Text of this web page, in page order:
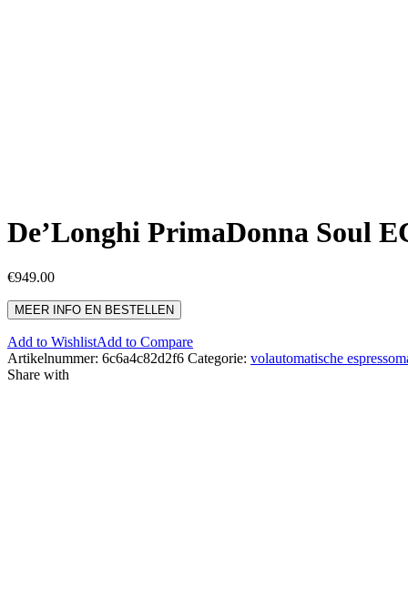
De’Longhi PrimaDonna Soul
€949.00
MEER INFO EN BESTELLEN
Add to WishlistAdd to Compare
Artikelnummer: 6c6a4c82d2f6 Categorie: volautomatische
Share with